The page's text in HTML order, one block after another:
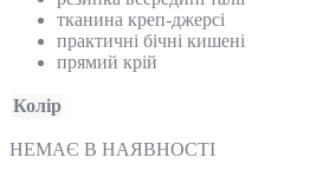
тканина креп-джерсі
практичні бічні кишені
прямий крій
Колір
НЕМАЄ В НАЯВНОСТІ